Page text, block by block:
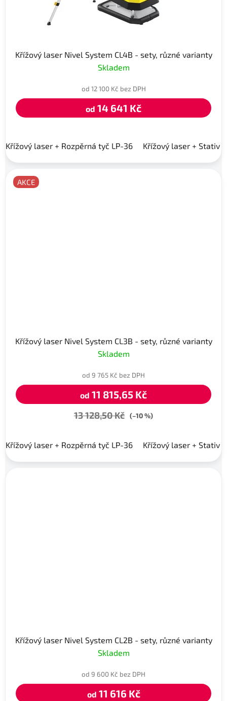
Křížový laser Nivel System CL4B - sety, různé varianty
Skladem
od 12 100 Kč bez DPH
od 14 641 Kč
Křížový laser + Rozpěrná tyč LP-36 Křížový laser + Stativ
AKCE
Křížový laser Nivel System CL3B - sety, různé varianty
Skladem
od 9 765 Kč bez DPH
od 11 815,65 Kč
13 128,50 Kč (–10 %)
Křížový laser + Rozpěrná tyč LP-36 Křížový laser + Stativ
Křížový laser Nivel System CL2B - sety, různé varianty
Skladem
od 9 600 Kč bez DPH
od 11 616 Kč